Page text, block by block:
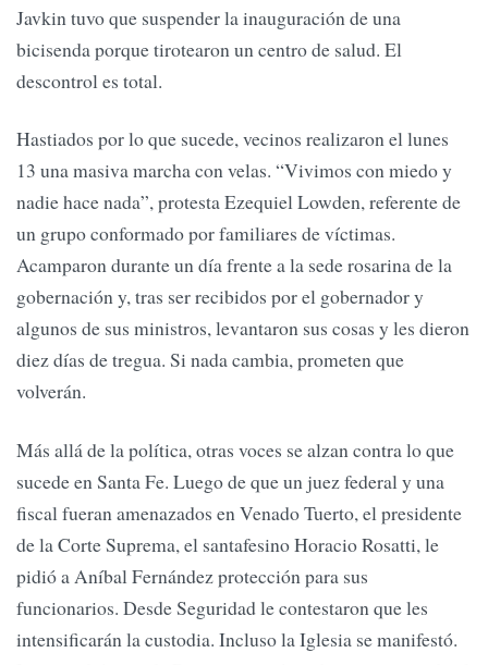
Javkin tuvo que suspender la inauguración de una
bicisenda porque tirotearon un centro de salud. El
descontrol es total.
Hastiados por lo que sucede, vecinos realizaron el lunes
13 una masiva marcha con velas. “Vivimos con miedo y
nadie hace nada”, protesta Ezequiel Lowden, referente de
un grupo conformado por familiares de víctimas.
Acamparon durante un día frente a la sede rosarina de la
gobernación y, tras ser recibidos por el gobernador y
algunos de sus ministros, levantaron sus cosas y les dieron
diez días de tregua. Si nada cambia, prometen que
volverán.
Más allá de la política, otras voces se alzan contra lo que
sucede en Santa Fe. Luego de que un juez federal y una
fiscal fueran amenazados en Venado Tuerto, el presidente
de la Corte Suprema, el santafesino Horacio Rosatti, le
pidió a Aníbal Fernández protección para sus
funcionarios. Desde Seguridad le contestaron que les
intensificarán la custodia. Incluso la Iglesia se manifestó.